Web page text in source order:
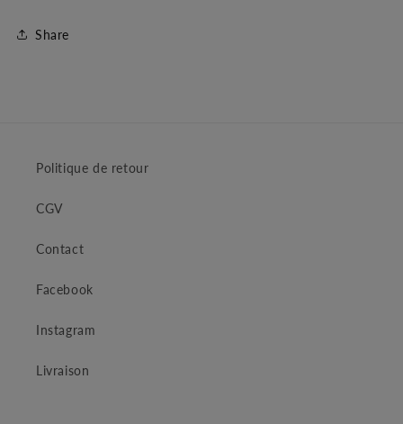
Share
Politique de retour
CGV
Contact
Facebook
Instagram
Livraison